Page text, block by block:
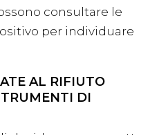
consultare le
per individuare
AL RIFIUTO
DI